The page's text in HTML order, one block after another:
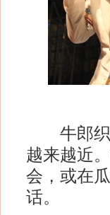
牛郎织
越来越近
会，或在
话。